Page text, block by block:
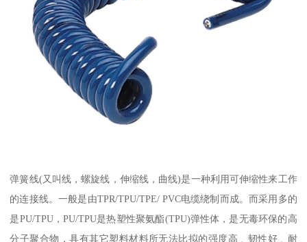
弹簧线(又叫线，螺旋线，伸缩线，曲线)是一种利用可伸缩性来工作
的连接线。一般是由TPR/TPU/TPE/ PVC电缆绕制而成。而采用多的
是PU/TPU，PU/TPU是热塑性聚氨酯(TPU)弹性体，是无毒环保的高
分子聚合物，具有其它塑料材料所无法比拟的强度高﹑韧性好﹑耐